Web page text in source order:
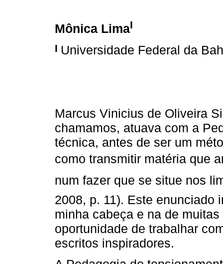
Mônica LimaI
I Universidade Federal da
Marcus Vinicius de Oliveira
chamamos, atuava com a
técnica, antes de ser um
como transmitir matéria que
num fazer que se situe nos
2008, p. 11). Este enunciado
minha cabeça e na de
oportunidade de trabalhar
escritos inspiradores.